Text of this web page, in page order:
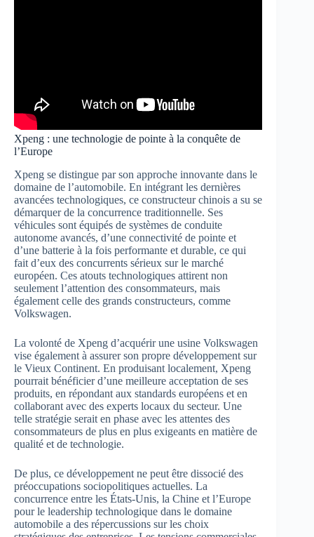
Xpeng : une technologie de pointe à la conquête de
l’Europe
Xpeng se distingue par son approche innovante dans le
domaine de l’automobile. En intégrant les dernières
avancées technologiques, ce constructeur chinois a su se
démarquer de la concurrence traditionnelle. Ses
véhicules sont équipés de systèmes de conduite
autonome avancés, d’une connectivité de pointe et
d’une batterie à la fois performante et durable, ce qui
fait d’eux des concurrents sérieux sur le marché
européen. Ces atouts technologiques attirent non
seulement l’attention des consommateurs, mais
également celle des grands constructeurs, comme
Volkswagen.
La volonté de Xpeng d’acquérir une usine Volkswagen
vise également à assurer son propre développement sur
le Vieux Continent. En produisant localement, Xpeng
pourrait bénéficier d’une meilleure acceptation de ses
produits, en répondant aux standards européens et en
collaborant avec des experts locaux du secteur. Une
telle stratégie serait en phase avec les attentes des
consommateurs de plus en plus exigeants en matière de
qualité et de technologie.
De plus, ce développement ne peut être dissocié des
préoccupations sociopolitiques actuelles. La
concurrence entre les États-Unis, la Chine et l’Europe
pour le leadership technologique dans le domaine
automobile a des répercussions sur les choix